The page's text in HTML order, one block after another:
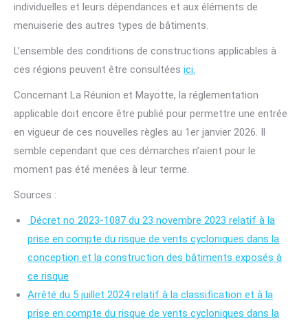
individuelles et leurs dépendances et aux éléments de
menuiserie des autres types de bâtiments.
L’ensemble des conditions de constructions applicables à
ces régions peuvent être consultées ici.
Concernant La Réunion et Mayotte, la réglementation
applicable doit encore être publié pour permettre une entrée
en vigueur de ces nouvelles règles au 1er janvier 2026. Il
semble cependant que ces démarches n’aient pour le
moment pas été menées à leur terme.
Sources :
Décret no 2023-1087 du 23 novembre 2023 relatif à la
prise en compte du risque de vents cycloniques dans la
conception et la construction des bâtiments exposés à
ce risque
Arrêté du 5 juillet 2024 relatif à la classification et à la
prise en compte du risque de vents cycloniques dans la